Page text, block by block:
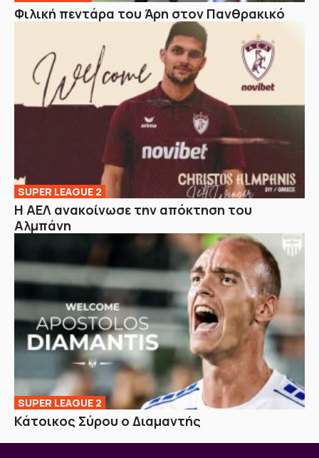
Φιλική πεντάρα του Άρη στον Πανθρακικό
SUPER LEAGUE 2
Η ΑΕΛ ανακοίνωσε την απόκτηση του
Αλμπάνη
SUPER LEAGUE 2
Κάτοικος Σύρου ο Διαμαντής